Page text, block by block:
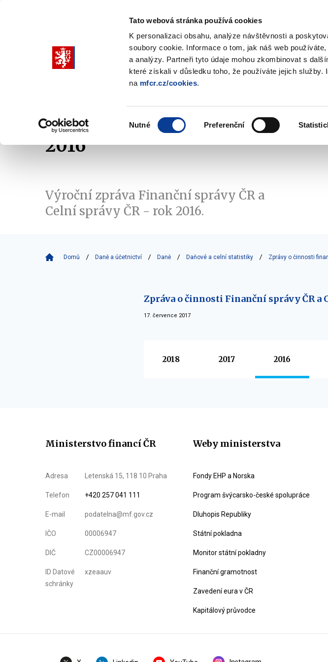
Tato webová stránka používá cookies
K personalizaci obsahu, analýze návštěvnosti a
soubory cookie. Informace o tom, jak náš web
a analýzy. Partneři tyto údaje mohou zkombinovat s
které získali v důsledku toho, že používáte jejich služby.
na mfcr.cz/cookies.
Nutné Preferenční
submenu
submenu
politika
submenu
2016
Výroční zpráva Finanční správy ČR a
Celní správy ČR - rok 2016.
Domů Daně a účetnictví Daně Daňové a celní statistiky Zprávy o činnosti
Zpráva o činnosti Finanční správy ČR a
17. července 2017
2018 2017 2016
Ministerstvo financí ČR
Adresa Letenská 15, 118 10 Praha
Telefon +420 257 041 111
E-mail podatelna@mf.gov.cz
IČO 00006947
DIČ CZ00006947
ID Datové
schránky
xzeaauv
Weby ministerstva
Fondy EHP a Norska
Program švýcarsko-české spolupráce
Dluhopis Republiky
Státní pokladna
Monitor státní pokladny
Finanční gramotnost
Zavedení eura v ČR
Kapitálový průvodce